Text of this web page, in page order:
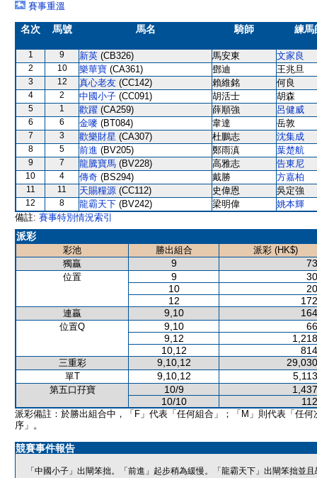
賽事重溫
名次 馬號 馬名 騎師 練馬
1 9 新英 (CB326) 馬安東 文家良
2 10 樂華寶 (CA361) 鄧迪 王兆旦
3 12 真心老友 (CC142) 賴維銘 何良
4 2 中國小子 (CC091) 胡活士 胡森
5 1 歡躍 (CA259) 薛順強 呂健威
6 6 金嘜 (BT084) 韋達 岳敦
7 3 歡樂財星 (CA307) 杜鵬志 沈集成
8 5 前進 (BV205) 鄭雨滇 葉楚航
9 7 龍騰寶馬 (BV228) 高雅志 告東尼
10 4 傳奇 (BS294) 戴勝 方嘉柏
11 11 天賜糧源 (CC112) 史偉恩 吳定強
12 8 龍霸天下 (BV242) 梁明偉
姚本輝
備註: 賽事特別情況索引
派彩
彩池 勝出組合
派彩 (HK$)
獨贏
9
位置 9
10
12
連贏 9,10
位置Q 9,10
9,12
10,12
三重彩 9,10,12
單T 9,10,12
第五口孖寶 10/9
10/10
派彩備註：於勝出組合中，「F」代表「任何組合」；「M」則代表「任何
序」。
競賽事件報告
「中國小子」出閘笨拙。「前進」起步稍為緩慢。「龍霸天下」出閘笨拙並